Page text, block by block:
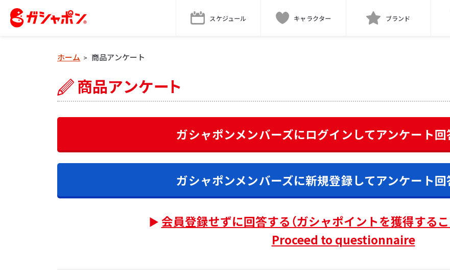
スケジュール キャラクター ブランド
ホーム > 商品アンケート
ガシャポンメンバーズにログインしてアンケート回
ガシャポンメンバーズに新規登録してアンケート回
会員登録せずに回答する（ガシャポイントを獲得する
Proceed to questionnaire